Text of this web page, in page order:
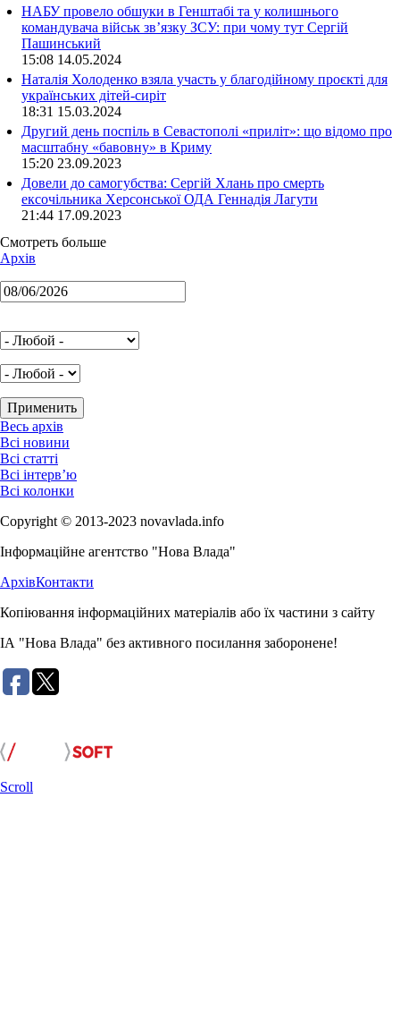
НАБУ провело обшуки в Генштабі та у колишнього
командувача військ зв’язку ЗСУ: при чому тут Сергій
Пашинський
15:08 14.05.2024
Наталія Холоденко взяла участь у благодійному проєкті для
українських дітей-сиріт
18:31 15.03.2024
Другий день поспіль в Севастополі «приліт»: що відомо про
масштабну «бавовну» в Криму
15:20 23.09.2023
Довели до самогубства: Сергій Хлань про смерть
ексочільника Херсонської ОДА Геннадія Лагути
21:44 17.09.2023
Смотреть больше
Архів
Весь архів
Всі новини
Всі статті
Всі інтерв’ю
Всі колонки
Copyright © 2013-2023 novavlada.info
Інформаційне агентство "Нова Влада"
АрхівКонтакти
Копіювання інформаційних матеріалів або їх частини з сайту
ІА "Нова Влада" без активного посилання заборонене!
Scroll